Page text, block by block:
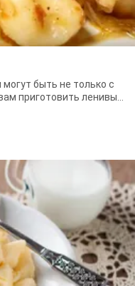
быть не только с
приготовить ленивые
...